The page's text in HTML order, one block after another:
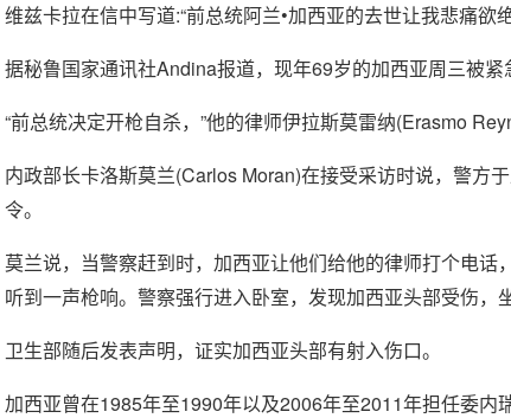
维兹卡拉在信中写道:“前总统阿兰•加西亚的去世让我悲痛欲
据秘鲁国家通讯社Andina报道，现年69岁的加西亚周三被紧
“前总统决定开枪自杀，”他的律师伊拉斯莫雷纳(Erasmo
内政部长卡洛斯莫兰(Carlos Moran)在接受采访时说，警方
令。
莫兰说，当警察赶到时，加西亚让他们给他的律师打个电话
听到一声枪响。警察强行进入卧室，发现加西亚头部受伤，
卫生部随后发表声明，证实加西亚头部有射入伤口。
加西亚曾在1985年至1990年以及2006年至2011年担任委内